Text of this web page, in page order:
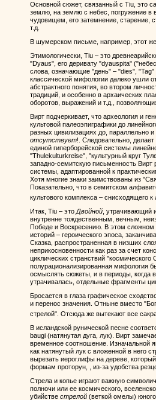
Основной сюжет, связанный с Tiu, это
землю, на землю с небес, погружение в
чудовищем, его затемнение, старение,
т.д.
В шумерском письме, например, этот
Этимологически, Tiu – это
"Dyaus", его деривату "dyauspita"
слова, означающие "день" – "dies",
классической мифологии далеко ушли
абстрактного понятия, во втором
традиций, и особенно в архаических
оборотов, выражений и т.д.,
Вирт подчеркивает, что археология и
культовой палеоэпиграфики до
разных цивилизациях до, параллельно
отсутствует!. Следовательно,
единой гиперборейской системы
"Thulekulturkreise", "культурный круг
западно-семитскую письменность Вирт
системы, адаптированной к
Хотя многие знаки заимствованы из
Показательно, что в семитском
культового комплекса – снисходящего
Итак, Tiu – это Двойной , утрачивающий
внутренне тождественным, вечным,
Победе и Воскресению. В этом сложном
историй – героического эпоса,
Сказка, распространенная в низших
неприкосновенности как раз за счет
циклических странствий "космического
полурационализированная мифология
осмыслять сюжеты, и в периоды, когда
утрачивалась, отдельные фрагменты
Бросается в глаза графическое
и перенос значения. Отныне вместо
стрелой". Отсюда же вытекают все
В исландской рунической песне
baugi (натянутая дуга, лук). Вирт
временное соотношение. Изначальной
как натянутый лук с вложенной в него
вырезать иероглифы на дереве,
формам проторун, , из-за удобства
Стрела и копье играют важную
полночи или ее космического,
убийстве стрелой (веткой омелы)